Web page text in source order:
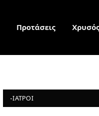
Προτάσεις
-ΙΑΤΡΟΙ